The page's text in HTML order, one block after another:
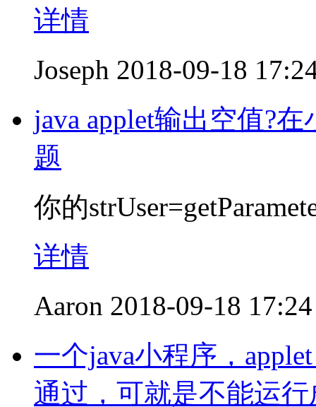
详情
Joseph 2018-09-18
java applet输出空值?
题
你的
详情
Aaron 2018-09-18 17:24
一个java小程序，
通过，可就是不能运